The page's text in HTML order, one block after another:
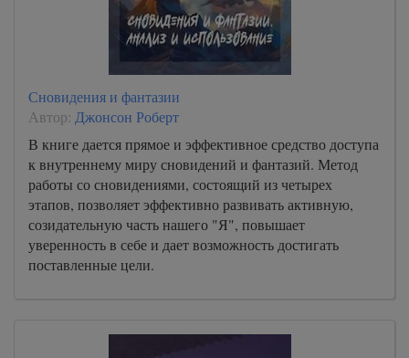
Сновидения и фантазии
Автор: Джонсон Роберт
В книге дается прямое и эффективное средство доступа
к внутреннему миру сновидений и фантазий. Метод
работы со сновидениями, состоящий из четырех
этапов, позволяет эффективно развивать активную,
созидательную часть нашего "Я", повышает
уверенность в себе и дает возможность достигать
поставленные цели.